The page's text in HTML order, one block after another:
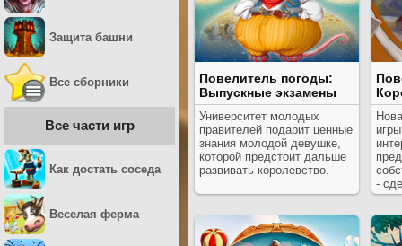
Повелитель погоды:
Выпускные экзамены
Университет молодых
правителей подарит ценные
знания молодой девушке,
которой предстоит дальше
развивать королевство.
-
Защита башни
Все сборники
Все части игр
Как достать соседа
Веселая ферма